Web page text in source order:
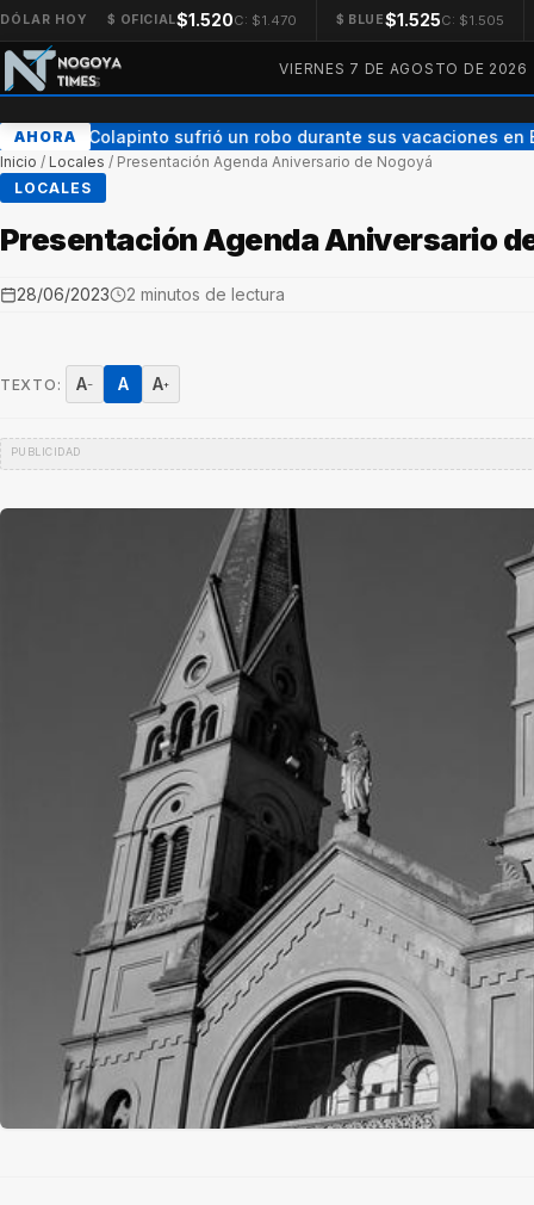
DÓLAR HOY $ OFICIAL$1.520C: $1.470 $ BLUE$1.525C: $1.505
VIERNES 7 DE AGOSTO DE 2026
AHORA
Franco Colapinto sufrió un robo durante sus vacaciones en
Inicio / Locales / Presentación Agenda Aniversario de Nogoyá
LOCALES
Presentación Agenda Aniversario
28/06/2023 2 minutos de lectura
TEXTO: A− A A+